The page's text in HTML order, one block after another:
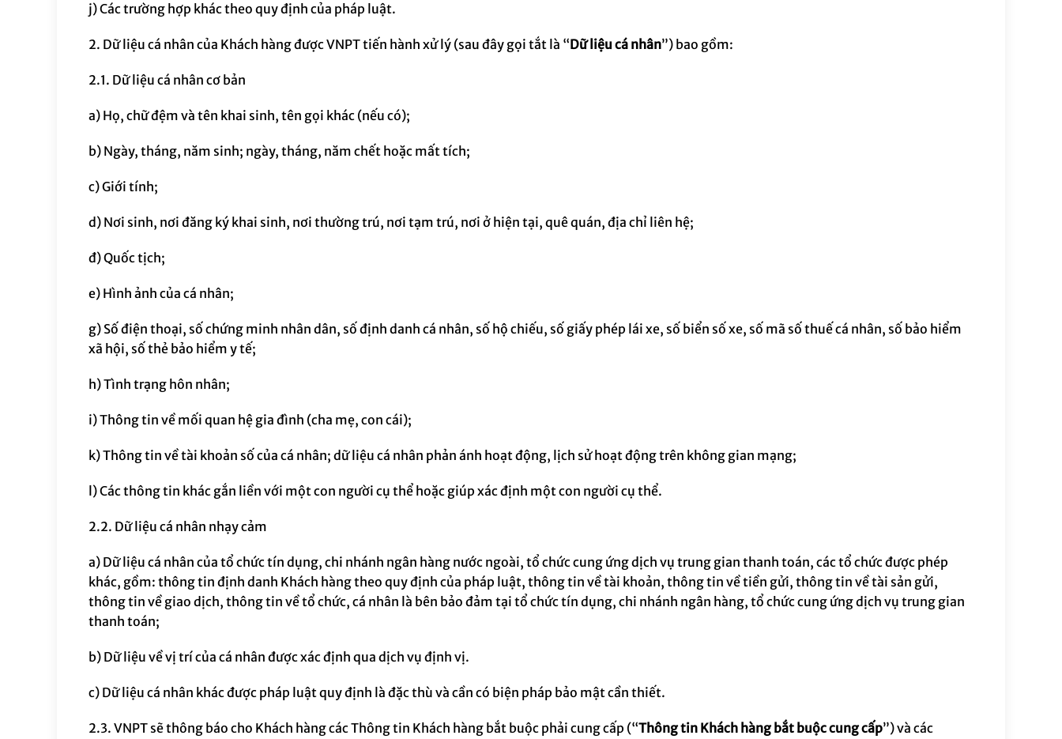
j) Các trường hợp khác theo quy định của pháp luật.
2. Dữ liệu cá nhân của Khách hàngđượcVNPT tiến hành xử lý (sau đây gọi tắt là “Dữ liệu cá nhân”) bao gồm:
2.1. Dữ liệu cá nhân cơ bản
a) Họ, chữ đệm và tên khai sinh, tên gọi khác (nếu có);
b) Ngày, tháng, năm sinh; ngày, tháng, năm chết hoặc mất tích;
c) Giới tính;
d) Nơi sinh, nơi đăng ký khai sinh, nơi thường trú, nơi tạm trú, nơi ở hiện tại, quê quán, địa chỉ liên hệ;
đ) Quốc tịch;
e) Hình ảnh của cá nhân;
g) Số điện thoại, số chứng minh nhân dân, số định danh cá nhân, số hộ chiếu, số giấy phép lái xe, số biển số xe, số mã số thuế cá nhân, số bảo hiểm
xã hội, số thẻ bảo hiểm y tế;
h) Tình trạng hôn nhân;
i) Thông tin về mối quan hệ gia đình (cha mẹ, con cái);
k) Thông tin về tài khoản số của cá nhân; dữ liệu cá nhân phản ánh hoạt động, lịch sử hoạt động trên không gian mạng;
l) Các thông tin khác gắn liền với một con người cụ thể hoặc giúp xác định một con người cụ thể.
2.2. Dữ liệu cá nhân nhạy cảm
a) Dữ liệu cá nhân của tổ chức tín dụng, chi nhánh ngân hàng nước ngoài, tổ chức cung ứng dịch vụ trung gian thanh toán, các tổ chức được phép
khác, gồm: thông tin định danh Khách hàng theo quy định của pháp luật, thông tin về tài khoản, thông tin về tiền gửi, thông tin về tài sản gửi,
thông tin về giao dịch, thông tin về tổ chức, cá nhân là bên bảo đảm tại tổ chức tín dụng, chi nhánh ngân hàng, tổ chức cung ứng dịch vụ trung gian
thanh toán;
b) Dữ liệu về vị trí của cá nhân được xác định qua dịch vụ định vị.
c) Dữ liệu cá nhân khác được pháp luật quy định là đặc thù và cần có biện pháp bảo mật cần thiết.
2.3. VNPT sẽ thông báo cho Khách hàng cácThông tin Khách hàng bắt buộc phải cung cấp (“Thông tin Khách hàng bắt buộc cung cấp”) và các